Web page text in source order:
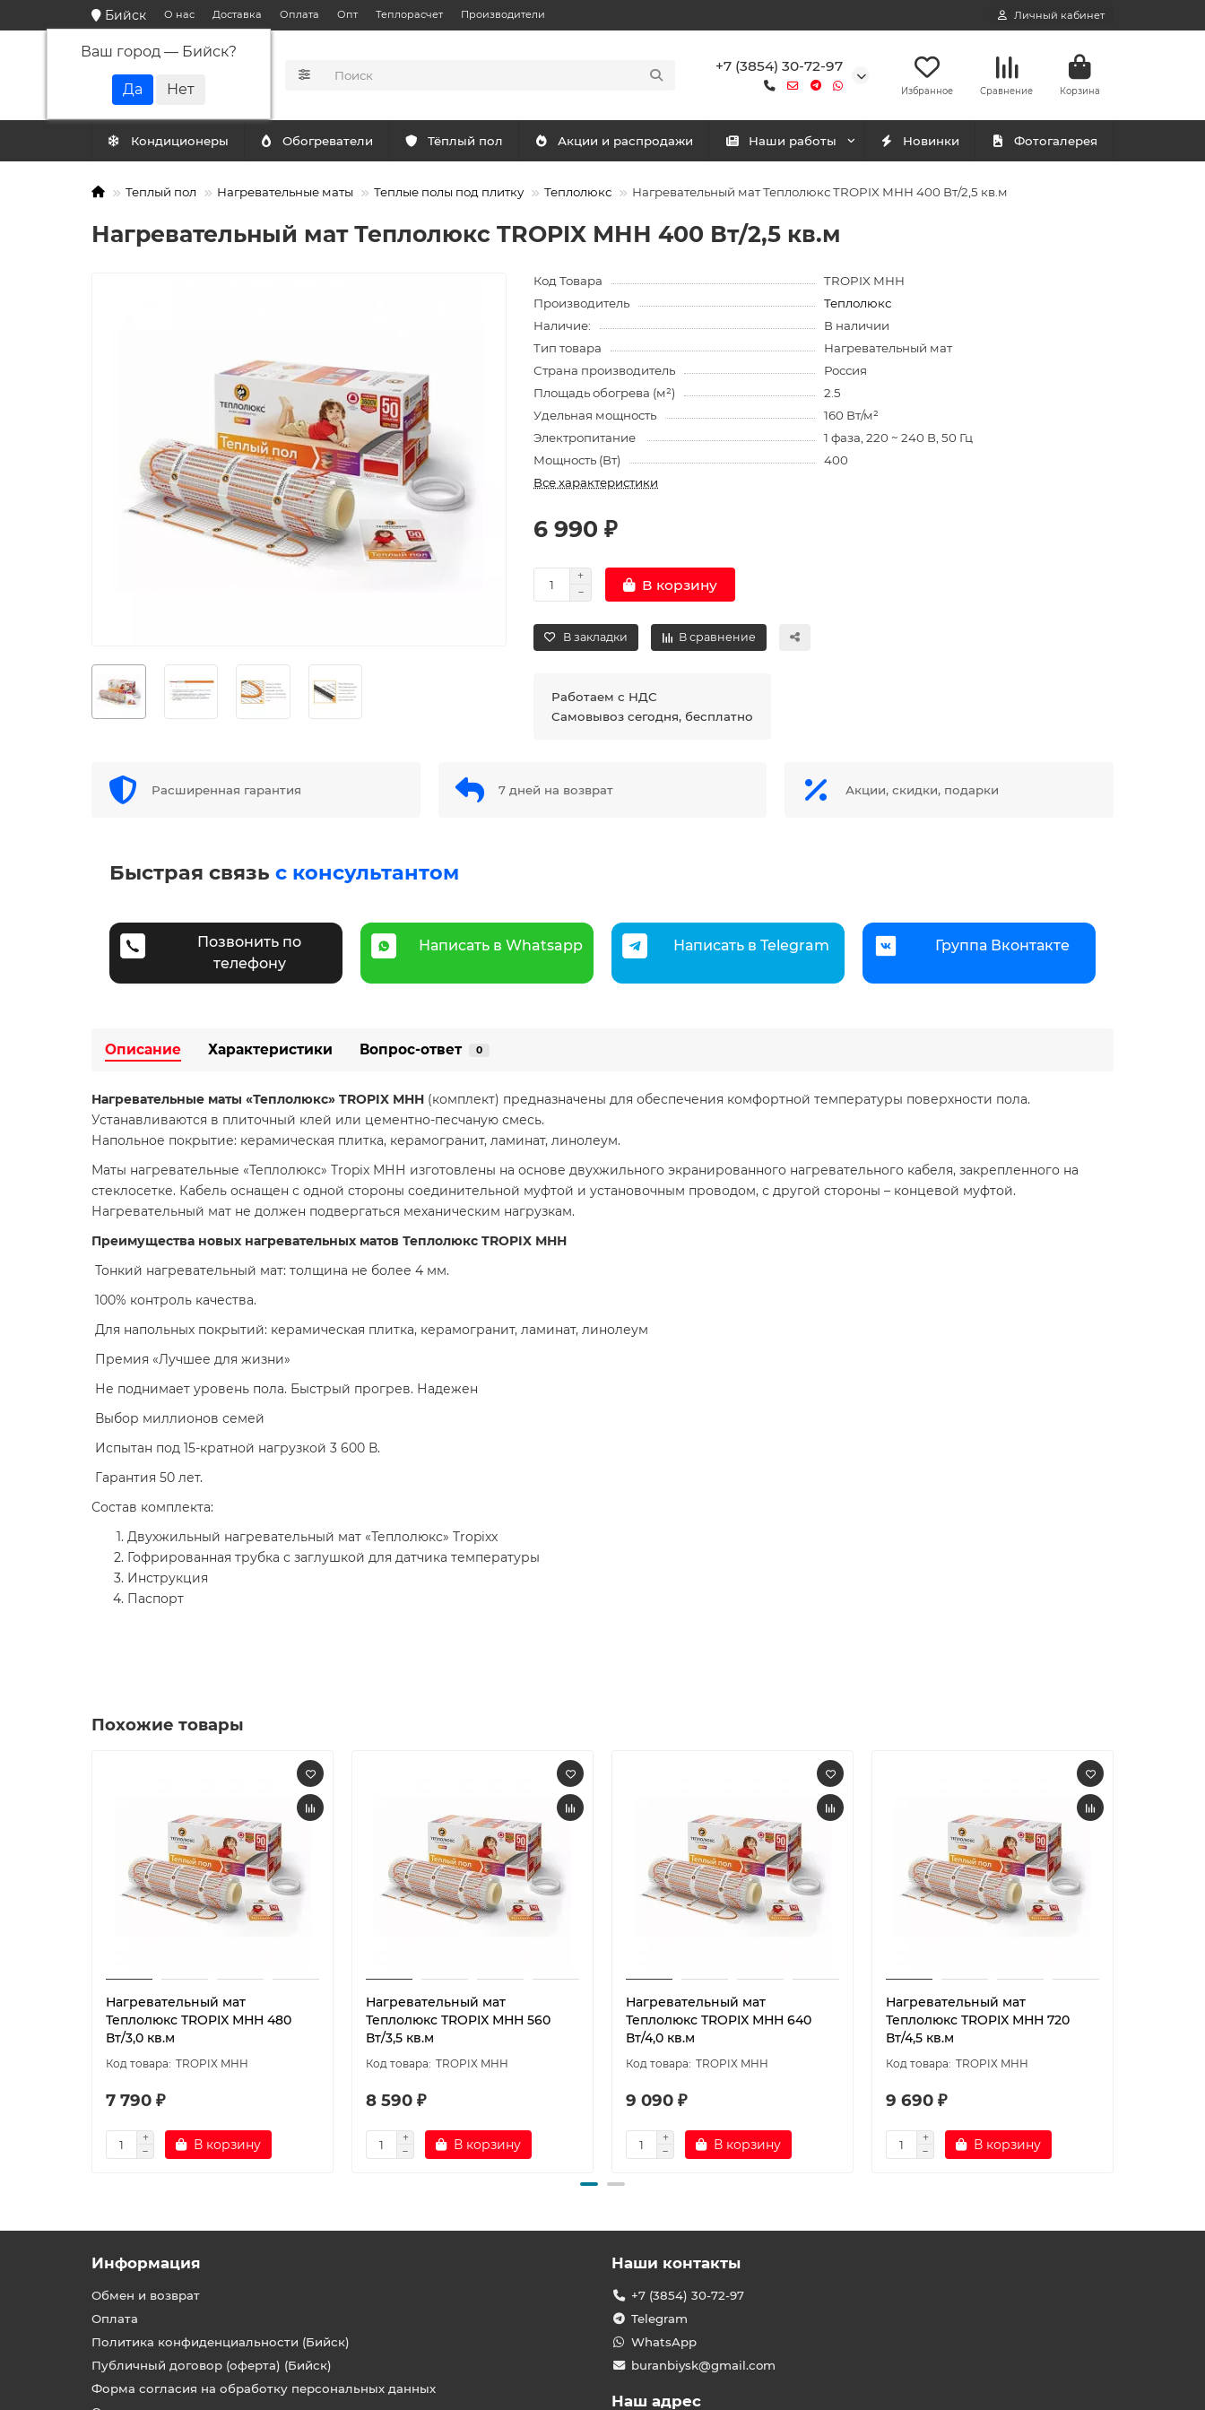
Бийск
Ваш город — Бийск?
О нас Доставка Оплата Опт Теплорасчет Производители Личный кабинет
+7 (3854) 30-72-97
Избранное Сравнение Корзина
Кондиционеры Обогреватели Тёплый пол Акции и распродажи Наши работы Новинки Фотогалерея
Теплый пол Нагревательные маты Теплые полы под плитку Теплолюкс Нагревательный мат Теплолюкс TROPIX МНН 400 Вт/2,5 кв.м
Нагревательный мат Теплолюкс TROPIX МНН 400 Вт/2,5 кв.м
Код Товара
TROPIX МНН
Производитель
Теплолюкс
Наличие:
В наличии
Тип товара
Нагревательный мат
Страна производитель
Россия
Площадь обогрева (м²)
2.5
Удельная мощность
160 Вт/м²
Электропитание
1 фаза, 220 ~ 240 В, 50 Гц
Мощность (Вт)
400
Все характеристики
6 990 ₽
В корзину
В закладки В сравнение
Работаем с НДС
Самовывоз сегодня, бесплатно
Расширенная гарантия 7 дней на возврат Акции, скидки, подарки
Быстрая связь с консультантом
Позвонить по
телефону
Написать в Whatsapp Написать в Telegram Группа Вконтакте
Описание Характеристики Вопрос-ответ 0
Нагревательные маты «Теплолюкс» TROPIX МНН (комплект) предназначены для обеспечения комфортной температуры поверхности пола.
Устанавливаются в плиточный клей или цементно-песчаную смесь.
Напольное покрытие: керамическая плитка, керамогранит, ламинат, линолеум.
Маты нагревательные «Теплолюкс» Tropix МНН изготовлены на основе двухжильного экранированного нагревательного кабеля, закрепленного на
стеклосетке. Кабель оснащен с одной стороны соединительной муфтой и установочным проводом, с другой стороны – концевой муфтой.
Нагревательный мат не должен подвергаться механическим нагрузкам.
Преимущества новых нагревательных матов Теплолюкс TROPIX МНН
Тонкий нагревательный мат: толщина не более 4 мм.
100% контроль качества.
Для напольных покрытий: керамическая плитка, керамогранит, ламинат, линолеум
Премия «Лучшее для жизни»
Не поднимает уровень пола. Быстрый прогрев. Надежен
Выбор миллионов семей
Испытан под 15-кратной нагрузкой 3 600 В.
Гарантия 50 лет.
Состав комплекта:
Двухжильный нагревательный мат «Теплолюкс» Tropixx
Гофрированная трубка с заглушкой для датчика температуры
Инструкция
Паспорт
Похожие товары
Нагревательный мат
Теплолюкс TROPIX МНН 480
Вт/3,0 кв.м
TROPIX МНН
7 790 ₽
В корзину
Нагревательный мат
Теплолюкс TROPIX МНН 560
Вт/3,5 кв.м
TROPIX МНН
8 590 ₽
В корзину
Нагревательный мат
Теплолюкс TROPIX МНН 640
Вт/4,0 кв.м
TROPIX МНН
9 090 ₽
В корзину
Нагревательный мат
Теплолюкс TROPIX МНН 720
Вт/4,5 кв.м
TROPIX МНН
9 690 ₽
В корзину
Информация
Обмен и возврат
Оплата
Политика конфиденциальности (Бийск)
Публичный договор (оферта) (Бийск)
Форма согласия на обработку персональных данных
Наши контакты
+7 (3854) 30-72-97
Telegram
WhatsApp
buranbiysk@gmail.com
Наш адрес